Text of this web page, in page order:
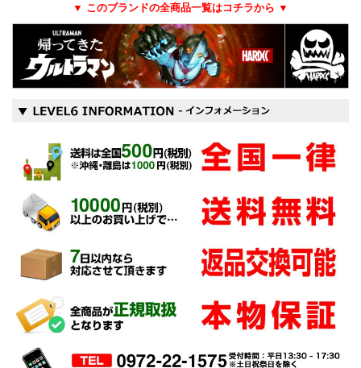
▼ このブランドの全商品一覧はコチラから ▼